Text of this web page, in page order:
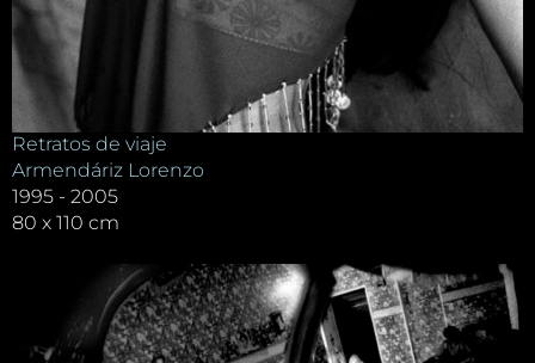
Retratos de viaje
Armendáriz Lorenzo
1995 - 2005
80 x 110 cm